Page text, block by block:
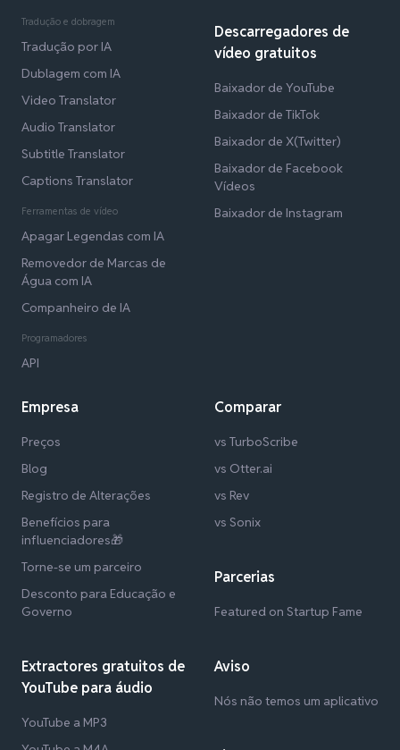
Tradução e dobragem
Tradução por IA
Dublagem com IA
Video Translator
Audio Translator
Subtitle Translator
Captions Translator
Ferramentas de vídeo
Apagar Legendas com IA
Removedor de Marcas de
Água com IA
Companheiro de IA
Programadores
API
Descarregadores de
vídeo gratuitos
Baixador de YouTube
Baixador de TikTok
Baixador de X(Twitter)
Baixador de Facebook
Vídeos
Baixador de Instagram
Empresa
Preços
Blog
Registro de Alterações
Benefícios para
influenciadores🎁
Torne-se um parceiro
Desconto para Educação e
Governo
Extractores gratuitos de
YouTube para áudio
YouTube a MP3
Comparar
vs TurboScribe
vs Otter.ai
vs Rev
vs Sonix
Parcerias
Featured on Startup Fame
Aviso
Nós não temos um aplicativo